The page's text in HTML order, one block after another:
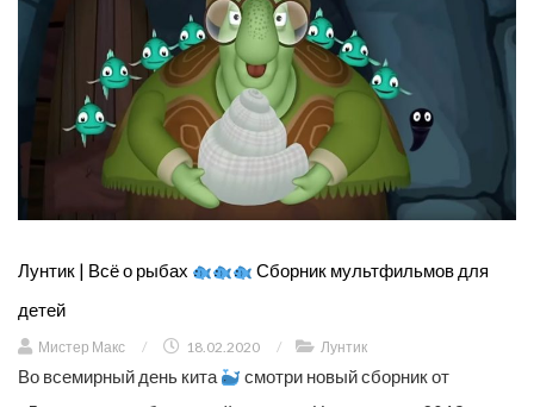
Лунтик | Всё о рыбах
Сборник мультфильмов для
детей
Мистер Макс / 18.02.2020 / Лунтик
Во всемирный день кита
смотри новый сборник от